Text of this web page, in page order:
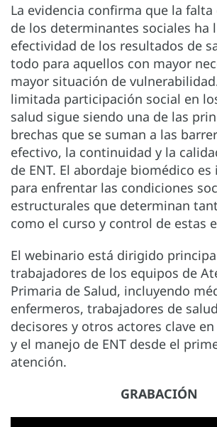
La evidencia confirma que la
de los determinantes sociales ha
efectividad de los resultados de
todo para aquellos con mayor
mayor situación de
limitada participación social en
salud sigue siendo una de las
brechas que se suman a las
efectivo, la continuidad y la
de ENT. El abordaje biomédico
para enfrentar las condiciones
estructurales que determinan
como el curso y control de estas
El webinario está dirigido
trabajadores de los equipos de
Primaria de Salud, incluyendo
enfermeros, trabajadores de
decisores y otros actores clave
y el manejo de ENT desde el
atención.
GRABACIÓN